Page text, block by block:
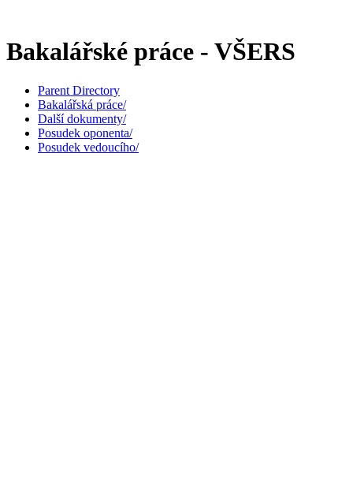
Bakalářské práce - VŠERS
Parent Directory
Bakalářská práce/
Další dokumenty/
Posudek oponenta/
Posudek vedoucího/